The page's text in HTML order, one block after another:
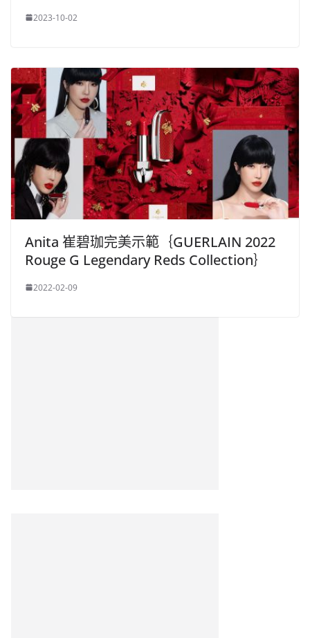
2023-10-02
Anita 崔碧珈完美示範｛GUERLAIN 2022
Rouge G Legendary Reds Collection｝
2022-02-09